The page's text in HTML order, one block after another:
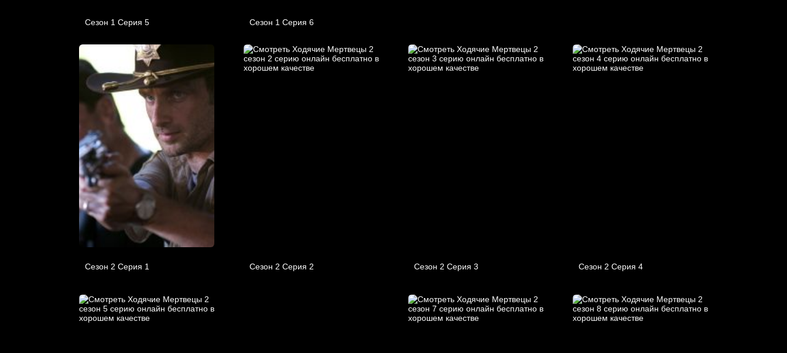
Сезон 1 Серия 5 Сезон 1 Серия 6
Сезон 2 Серия 1 Сезон 2 Серия 2 Сезон 2 Серия 3 Сезон 2 Серия 4